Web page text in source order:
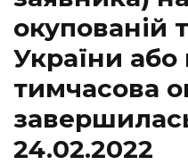
окупованій
України або
тимчасова
24.02.2022